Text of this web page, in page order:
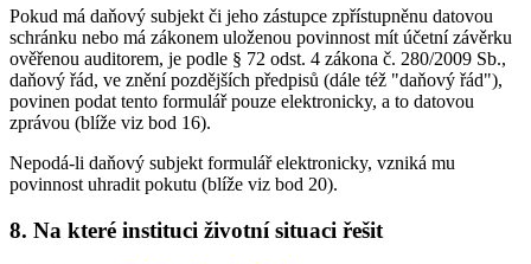
Pokud má daňový subjekt či jeho zástupce zpřístupněnu datovou
schránku nebo má zákonem uloženou povinnost mít účetní závěrku
ověřenou auditorem, je podle § 72 odst. 4 zákona č. 280/2009 Sb.,
daňový řád, ve znění pozdějších předpisů (dále též "daňový řád"),
povinen podat tento formulář pouze elektronicky, a to datovou
zprávou (blíže viz bod 16).
Nepodá-li daňový subjekt formulář elektronicky, vzniká mu
povinnost uhradit pokutu (blíže viz bod 20).
8. Na které instituci životní situaci řešit